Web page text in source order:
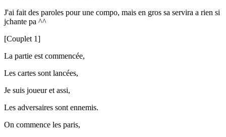
J'ai fait des paroles pour une compo, mais en gros sa servira a rien si
jchante pa ^^
[Couplet 1]
La partie est commencée,
Les cartes sont lancées,
Je suis joueur et assi,
Les adversaires sont ennemis.
On commence les paris,